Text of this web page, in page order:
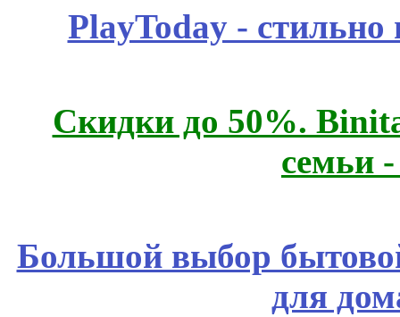
PlayToday -
Скидки до 50%.
семьи
Большой выбор
для